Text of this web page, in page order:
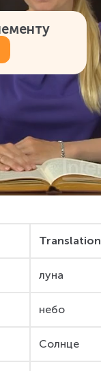
Translation
луна
небо
Солнце